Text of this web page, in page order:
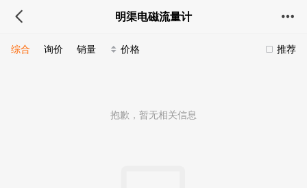
明渠电磁流量计
推荐
综合 询价 销量 价格
抱歉，暂无相关信息